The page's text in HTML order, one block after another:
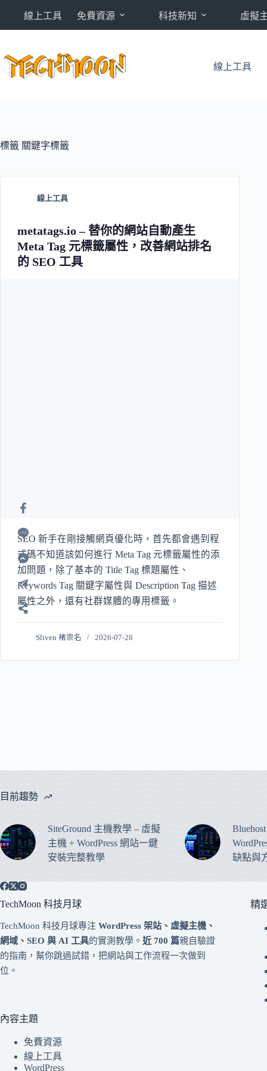
內
線上工具 免費資源 科技新知 虛擬
線上工具
標籤 關鍵字標籤
線上工具
metatags.io – 替你的網站自動產生
Meta Tag 元標籤屬性，改善網站排名
的 SEO 工具
SEO 新手在剛接觸網頁優化時，首先都會遇到程
式碼不知道該如何進行 Meta Tag 元標籤屬性的添
加問題，除了基本的 Title Tag 標題屬性、
Keywords Tag 關鍵字屬性與 Description Tag 描述
屬性之外，還有社群媒體的專用標籤。
Sliven 褚崇名 2026-07-28
目前趨勢
SiteGround 主機教學 – 虛擬
主機 + WordPress 網站一鍵
安裝完整教學
缺點與
TechMoon 科技月球
TechMoon 科技月球專注 WordPress 架站、虛擬主機、
網域、SEO 與 AI 工具的實測教學。 近 700 篇親自驗證
的指南，幫你跳過試錯，把網站與工作流程一次做到
位。
內容主題
免費資源
線上工具
WordPress
精